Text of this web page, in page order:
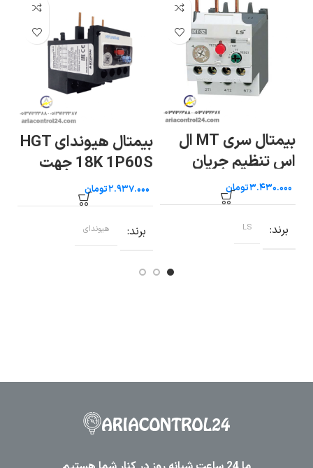
بیمتال سری MT ال
اس تنظیم جریان
۰.۶۳ تا ۱
تومان
برند LS
بیمتال هیوندای HGT
18K 1P60S جهت
کنتاکتور ۹ تا ۲۲ آمپرتومان
برند هیوندای